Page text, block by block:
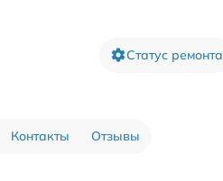
Статус ремонта
Контакты Отзывы